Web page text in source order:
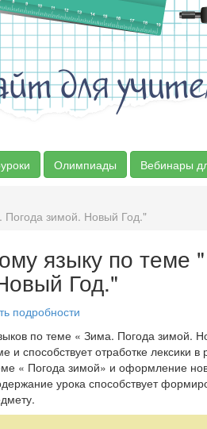
для
Олимпиады Вебинары
Погода зимой. Новый Год."
языку по теме
Год."
по теме « Зима. Погода зимой.
способствует отработке лексики в
« Погода зимой» и оформление
урока способствует